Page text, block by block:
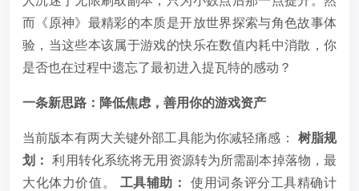
而《原神》最精彩的本质是开放世界探索与角色故事体
验，当这些本该属于游戏的快乐在数值内耗中消散，你
是否也在过程中遗忘了最初进入提瓦特的感动？
一条新思路：降低焦虑，善用你的游戏资产
当前版本有两大关键外部工具能为你减轻痛感： 树脂规
划： 利用转化系统将无用资源转为所需副本掉落物，最
大化体力价值。 工具辅助： 使用词条评分工具精确计